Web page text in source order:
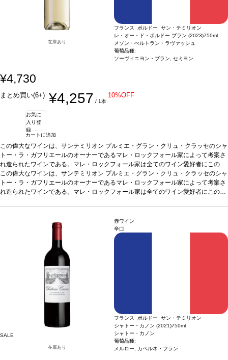
在庫あり
フランス ボルドー サン・テミリオン
レ・オー・ド・ボルドー ブラン (2023)750ml
メゾン・べルトラン・ラヴァッシュ
葡萄品種:
ソーヴィニヨン・ブラン, セミヨン
¥4,730
まとめ買い(6+) ¥4,257 / 1本
10%OFF
お気に
入り登
録
カートに追加
この偉大なワインは、サンテミリオン プルミエ・グラン・クリュ・クラッセのシャ
トー・ラ・ガフリエールのオーナーであるマレ・ロックフォール家によって考案さ
れ造られたワインである。マレ・ロックフォール家は全てのワイン愛好者にこのボ
ルドーワインを知ってもらい、サンテミリオンの素晴らしさを分かち合うことを願
っている。テイスティングノート輝きのある淡い黄色。ノーズはエキゾチックフ
ルーツと白い花が展開する。アタックはまっすぐで生き生きとしていて、繊細で調
同様の場合は自動的に次のヴィンテージに変更されます、ご了承ください。
この偉大なワインは、サンテミリオン プルミエ・グラン・クリュ・クラッセのシャ
トー・ラ・ガフリエールのオーナーであるマレ・ロックフォール家によって考案さ
れ造られたワインである。マレ・ロックフォール家は全てのワイン愛好者にこのボ
ルーツと白い花が展開する。アタックはまっすぐで生き生きとしていて、繊細で調
和の取れた味わいが続く。
ソーヴィニヨン・ブラン 75%、セミヨン 25%
サスティナブル HVE3
*本ヴィンテージが在庫切れの場合、在庫があり価格が
同様の場合は自動的に次のヴィンテージに変更されます、ご了承ください。
SALE
在庫あり
赤ワイン
辛口
フランス ボルドー サン・テミリオン
シャトー・カノン (2021)750ml
シャトー・カノン
葡萄品種:
メルロー, カベルネ・フラン